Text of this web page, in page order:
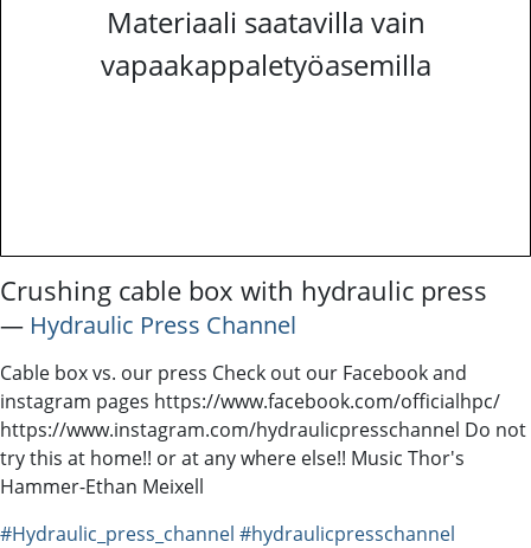
Materiaali saatavilla vain
vapaakappaletyöasemilla
Crushing cable box with hydraulic press
― Hydraulic Press Channel
Cable box vs. our press Check out our Facebook and
instagram pages https://www.facebook.com/officialhpc/
https://www.instagram.com/hydraulicpresschannel Do not
try this at home!! or at any where else!! Music Thor's
Hammer-Ethan Meixell
#Hydraulic_press_channel #hydraulicpresschannel